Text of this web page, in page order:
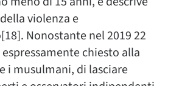
violenza e
Nonostante nel 2019 22
chiesto alla
i musulmani, di lasciare